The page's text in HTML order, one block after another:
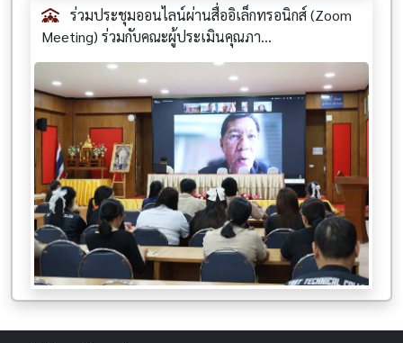
ร่วมประชุมออนไลน์ผ่านสื่ออิเล็กทรอนิกส์ (Zoom
Meeting) ร่วมกับคณะผู้ประเมินคุณภา...